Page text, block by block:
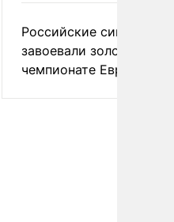
Российские
завоевали золото на
чемпионате Европы